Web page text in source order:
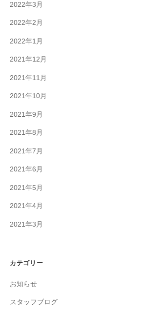
2022年3月
2022年2月
2022年1月
2021年12月
2021年11月
2021年10月
2021年9月
2021年8月
2021年7月
2021年6月
2021年5月
2021年4月
2021年3月
カテゴリー
お知らせ
スタッフブログ